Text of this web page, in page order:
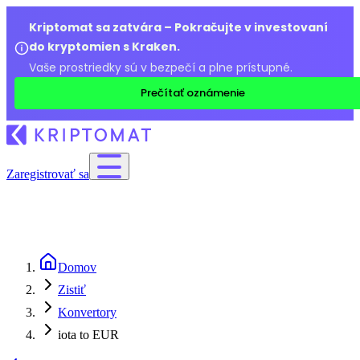
Kriptomat sa zatvára – Pokračujte v investovaní
do kryptomien s Kraken.
Vaše prostriedky sú v bezpečí a plne prístupné.
Prečítať oznámenie
Zaregistrovať sa
Domov
Zistiť
Konvertory
iota to EUR